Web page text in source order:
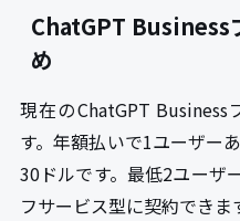
ChatGPT Business
め
現在のChatGPT
す。年額払いで1ユーザー
30ドルです。最低2ユーザ
フサービス型に契約できま